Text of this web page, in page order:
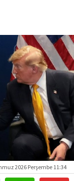
2026 Perşembe 11:34